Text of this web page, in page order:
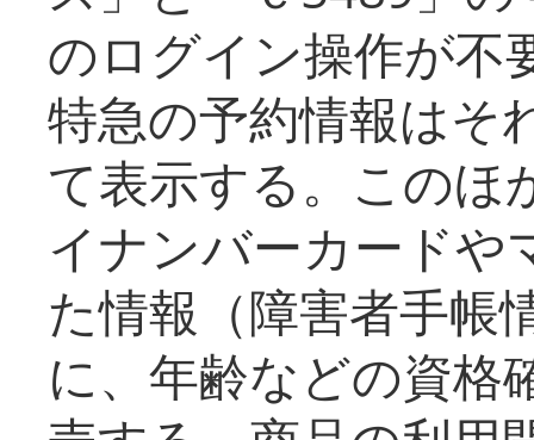
のログイン操作が不
特急の予約情報はそ
て表示する。このほ
イナンバーカードや
た情報（障害者手帳
に、年齢などの資格